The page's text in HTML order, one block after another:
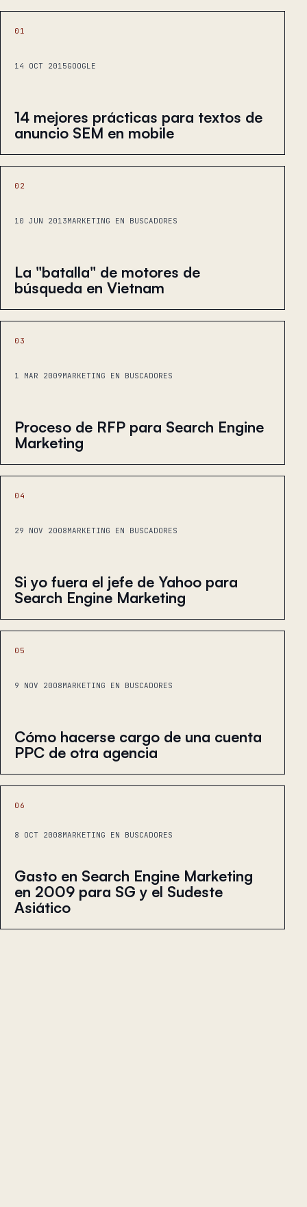
01
14 OCT 2015GOOGLE
14 mejores prácticas para textos de
anuncio SEM en mobile
02
10 JUN 2013MARKETING EN BUSCADORES
La "batalla" de motores de
búsqueda en Vietnam
03
1 MAR 2009MARKETING EN BUSCADORES
Proceso de RFP para Search Engine
Marketing
04
29 NOV 2008MARKETING EN BUSCADORES
Si yo fuera el jefe de Yahoo para
Search Engine Marketing
05
9 NOV 2008MARKETING EN BUSCADORES
Cómo hacerse cargo de una cuenta
PPC de otra agencia
06
8 OCT 2008MARKETING EN BUSCADORES
Gasto en Search Engine Marketing
en 2009 para SG y el Sudeste
Asiático